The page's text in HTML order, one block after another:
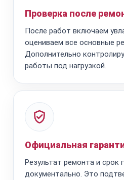
Проверка после
После работ включаем
оцениваем все основные
Дополнительно
работы под нагрузкой.
Официальная
Результат ремонта и срок
документально. Это